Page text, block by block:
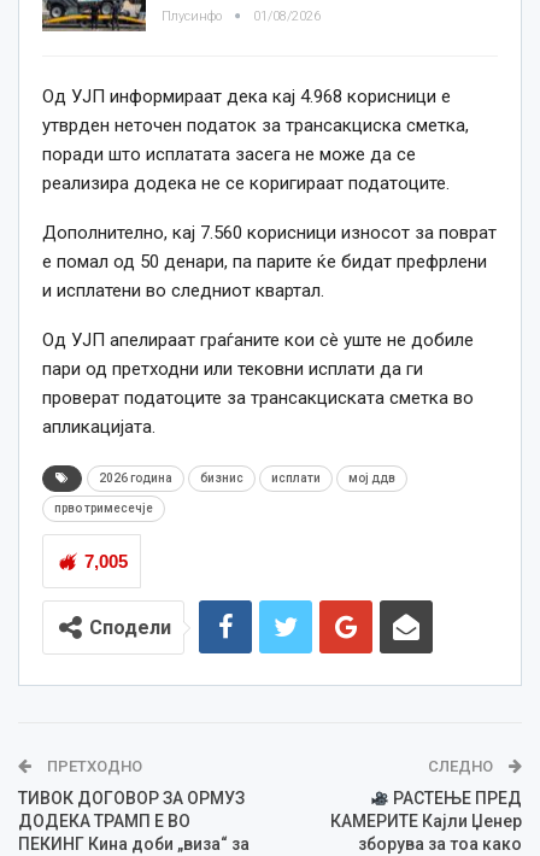
Плусинфо 01/08/2026
Од УЈП информираат дека кај 4.968 корисници е
утврден неточен податок за трансакциска сметка,
поради што исплатата засега не може да се
реализира додека не се коригираат податоците.
Дополнително, кај 7.560 корисници износот за поврат
е помал од 50 денари, па парите ќе бидат префрлени
и исплатени во следниот квартал.
Од УЈП апелираат граѓаните кои сè уште не добиле
пари од претходни или тековни исплати да ги
проверат податоците за трансакциската сметка во
апликацијата.
2026 година бизнис исплати мој ддв
прво тримесечје
7,005
Сподели
ПРЕТХОДНО
ТИВОК ДОГОВОР ЗА ОРМУЗ
ДОДЕКА ТРАМП Е ВО
ПЕКИНГ Кина доби „виза“ за
СЛЕДНО
РАСТЕЊЕ ПРЕД
КАМЕРИТЕ Кајли Џенер
зборува за тоа како